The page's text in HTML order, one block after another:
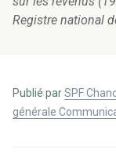
Registre national
Publié parSPF
générale